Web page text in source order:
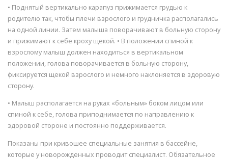
• Поднятый вертикально карапуз прижимается грудью к
родителю так, чтобы плечи взрослого и грудничка располагались
на одной линии. Затем малыша поворачивают в больную сторону
и прижимают к себе кроху щекой. • В положении спиной к
взрослому малыш должен находиться в вертикальном
положении, голова поворачивается в больную сторону,
фиксируется щекой взрослого и немного наклоняется в здоровую
сторону.
• Малыш располагается на руках «больным» боком лицом или
спиной к себе, голова приподнимается по направлению к
здоровой стороне и постоянно поддерживается.
Показаны при кривошее специальные занятия в бассейне,
которые у новорожденных проводит специалист. Обязательное